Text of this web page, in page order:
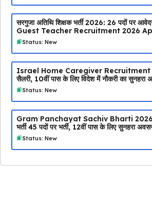
सरगुजा अतिथि शिक्षक भर्ती 2026: 26 पदों पर
Guest Teacher Recruitment 2026
Status: New
Israel Home Caregiver Recruitment
सैलरी, 10वीं पास के लिए विदेश में नौकरी का सुनहरा
Status: New
Gram Panchayat Sachiv Bharti 2026:
भर्ती 45 पदों पर भर्ती, 12वीं पास के लिए सुनहरा
Status: New